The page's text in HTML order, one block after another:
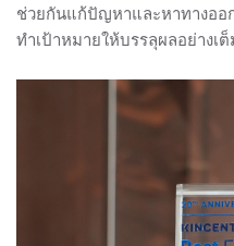
ช่วยกันแก้ปัญหาและหาทางออ
ทำเป้าหมายให้บรรลุผลอย่างเ